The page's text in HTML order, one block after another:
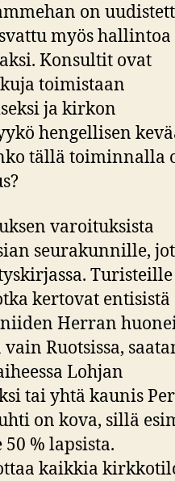
on
myös hallintoa
Konsultit ovat
toimistaan
ja kirkon
hengellisen
tällä toiminnalla
varoituksista
seurakunnille,
Turisteille
kertovat entisistä
Herran
Ruotsissa,
Lohjan
tai yhtä kaunis
on kova, sillä
% lapsista.
kaikkia